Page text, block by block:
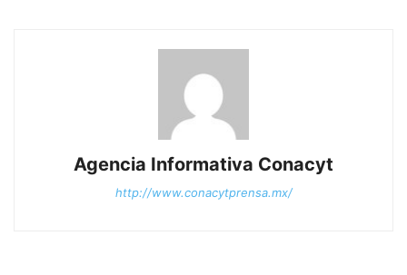
Agencia Informativa Conacyt
http://www.conacytprensa.mx/